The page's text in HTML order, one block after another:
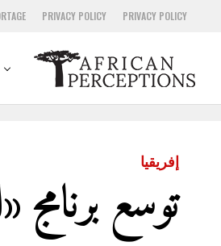
PRIVACY POLICY
PRIVACY POLICY
إفريقيا
توسع برنامج